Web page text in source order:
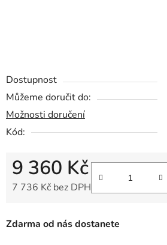
Dostupnost
Můžeme doručit do:
Možnosti doručení
Kód:
9 360 Kč
7 736 Kč bez DPH
Zdarma od nás dostanete